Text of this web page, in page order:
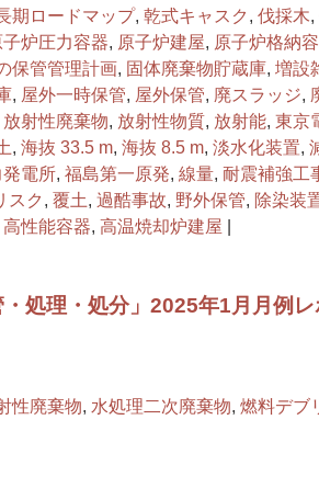
期ロードマップ, 乾式キャスク , 伐採木,
子炉圧力容器, 原子炉建屋, 原子炉格納
保管管理計画, 固体廃棄物貯蔵庫, 増設
, 屋外一時保管, 屋外保管, 廃スラッジ,
放射性廃棄物, 放射性物質, 放射能, 東京
, 海抜 33.5 m, 海抜 8.5 m, 淡水化装置,
電所, 福島第一原発, 線量, 耐震補強工
スク , 覆土, 過酷事故, 野外保管, 除染装
高性能容器, 高温焼却炉建屋
処理・処分」2025年1月月例レ
性廃棄物, 水処理二次廃棄物, 燃料デブ